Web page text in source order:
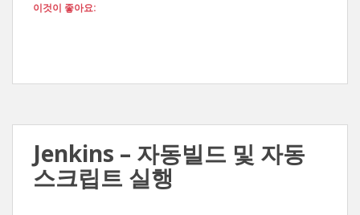
이것이 좋아요:
Jenkins – 자동빌드 및 자동
스크립트 실행